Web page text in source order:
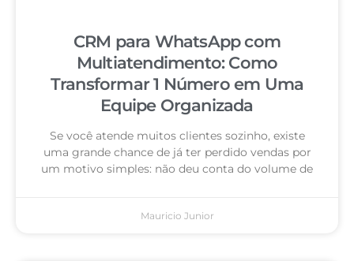
CRM para WhatsApp com
Multiatendimento: Como
Transformar 1 Número em Uma
Equipe Organizada
Se você atende muitos clientes sozinho, existe
uma grande chance de já ter perdido vendas por
um motivo simples: não deu conta do volume de
Mauricio Junior